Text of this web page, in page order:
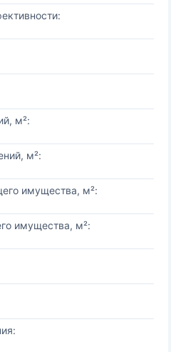
м²:
м²:
имущества, м²:
имущества, м²: